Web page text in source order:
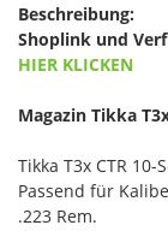
Beschreibung:
Shoplink und
HIER KLICKEN
Magazin Tikka
Tikka T3x CTR 10-
Passend für
.223 Rem.